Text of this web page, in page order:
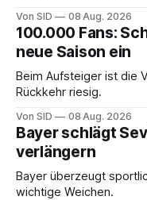
Von SID 08 Aug. 2026
100.000 Fans:
neue Saison ein
Beim Aufsteiger ist die
Rückkehr riesig.
Von SID 08 Aug. 2026
Bayer schlägt
verlängern
Bayer überzeugt
wichtige Weichen.